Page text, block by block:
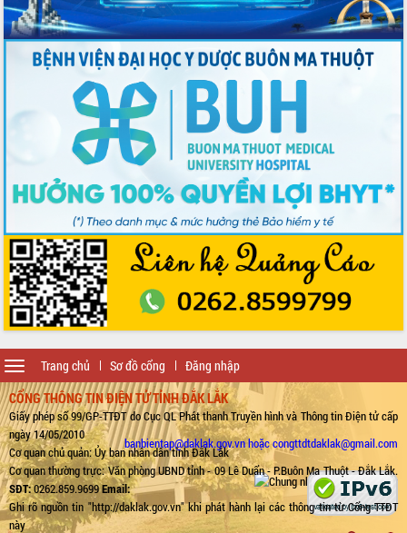
Trang chủ Sơ đồ cổng Đăng nhập
Toggle
navigation
CỔNG THÔNG TIN ĐIỆN TỬ TỈNH ĐẮK LẮK
Giấy phép số 99/GP-TTĐT do Cục QL Phát thanh Truyền hình và Thông tin Điện tử cấp
ngày 14/05/2010
Cơ quan chủ quản: Ủy ban nhân dân tỉnh Đắk Lắk
Cơ quan thường trực: Văn phòng UBND tỉnh - 09 Lê Duẩn - P.Buôn Ma Thuột - Đắk Lắk.
SĐT:0262.859.9699Email:
banbientap@daklak.gov.vn hoặc congttdtdaklak@gmail.com
Ghi rõ nguồn tin "http://daklak.gov.vn" khi phát hành lại các thông tin từ Cổng TTĐT
này